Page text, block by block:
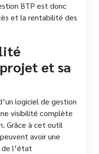
BTP est donc
et la rentabilité des
et sa
logiciel de gestion
visibilité complète
Grâce à cet outil
avoir une
l’état